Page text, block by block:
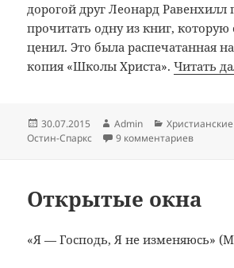
дорогой друг Леонард Равенхилл
прочитать одну из книг, которую
ценил. Это была распечатанная
копия «Школы Христа».Читать
Опубликовано
30.07.2015 Автор
Admin Рубрики
Остин-Спаркс
9 комментариевк
Открытые окна
«Я — Господь, Я не изменяюсь»